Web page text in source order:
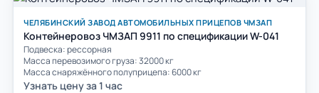
ЧЕЛЯБИНСКИЙ ЗАВОД АВТОМОБИЛЬНЫХ ПРИЦЕПОВ ЧМЗАП
Контейнеровоз ЧМЗАП 9911 по спецификации W-041
Подвеска: рессорная
Масса перевозимого груза: 32000 кг
Масса снаряжённого полуприцепа: 6000 кг
Узнать цену за 1 час